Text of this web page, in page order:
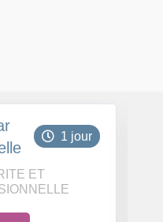
1 jour
ET